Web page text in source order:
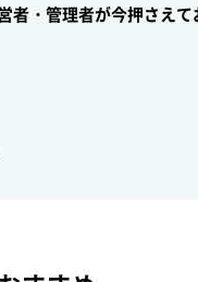
者・管理者が今押さえ